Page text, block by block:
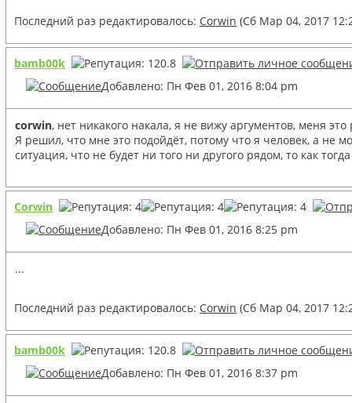
Последний раз редактировалось: Corwin (Сб Мар 04, 2017
bamb00k
Добавлено: Пн Фев 01, 2016 8:04 pm
corwin, нет никакого накала, я не вижу аргументов, меня
Я решил, что мне это подойдёт, потому что я человек, а не
ситуация, что не будет ни того ни другого рядом, то как
Corwin
Добавлено: Пн Фев 01, 2016 8:25 pm
...
Последний раз редактировалось: Corwin (Сб Мар 04, 2017
bamb00k
Добавлено: Пн Фев 01, 2016 8:37 pm